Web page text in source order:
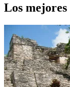
Los